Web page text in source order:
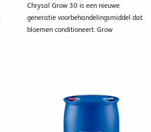
Chrysal Grow 30 is een nieuwe
generatie voorbehandelingsmiddel dat
bloemen conditioneert. Grow